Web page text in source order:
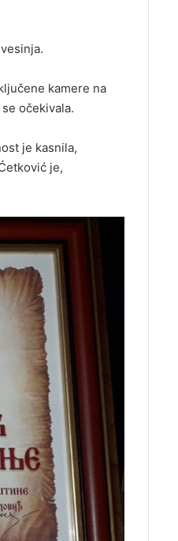
kamere na
očekivala.
je kasnila,
je,